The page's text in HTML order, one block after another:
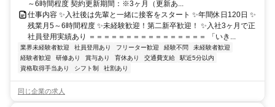
～6時間程度 契約更新期間：※3ヶ月（更新あ...
仕事内容 ✨入社後は先輩と一緒に接客をスタート ✨年間休日120日 ✨
残業月5～6時間程度 ✨未経験歓迎！第二新卒歓迎！ ✨入社3ヶ月で正
社員登用実績あり ＝＝＝＝＝＝＝＝＝＝＝＝＝＝＝＝ 「いき...
業界未経験者歓迎 社員登用あり フリーター歓迎 経験不問
未経験者歓迎
経験者歓迎
研修あり 賞与あり 育休あり 交通費支給
駅近5分以内
資格取得手当あり
シフト制 社割あり
同じ企業の求人